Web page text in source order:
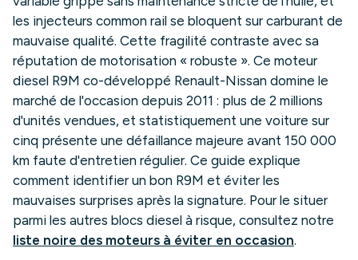
les injecteurs common rail se bloquent sur carburant de
mauvaise qualité. Cette fragilité contraste avec sa
réputation de motorisation « robuste ». Ce moteur
diesel R9M co-développé Renault-Nissan domine le
marché de l'occasion depuis 2011 : plus de 2 millions
d'unités vendues, et statistiquement une voiture sur
cinq présente une défaillance majeure avant 150 000
km faute d'entretien régulier. Ce guide explique
comment identifier un bon R9M et éviter les
mauvaises surprises après la signature. Pour le situer
parmi les autres blocs diesel à risque, consultez notre
liste noire des moteurs à éviter en occasion.